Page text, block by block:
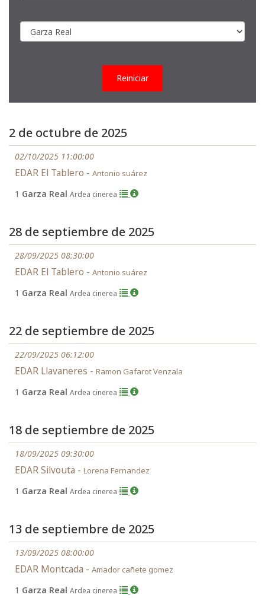
Reiniciar
2 de octubre de 2025
02/10/2025 11:00:00
EDAR El Tablero - Antonio suárez
1 Garza Real Ardea cinerea
28 de septiembre de 2025
28/09/2025 08:30:00
EDAR El Tablero - Antonio suárez
1 Garza Real Ardea cinerea
22 de septiembre de 2025
22/09/2025 06:12:00
EDAR Llavaneres - Ramon Gafarot Venzala
1 Garza Real Ardea cinerea
18 de septiembre de 2025
18/09/2025 09:30:00
EDAR Silvouta - Lorena Fernandez
1 Garza Real Ardea cinerea
13 de septiembre de 2025
13/09/2025 08:00:00
EDAR Montcada - Amador cañete gomez
1 Garza Real Ardea cinerea